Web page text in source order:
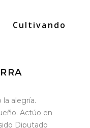
Cultivando
alegría.
Actúo en
Diputado